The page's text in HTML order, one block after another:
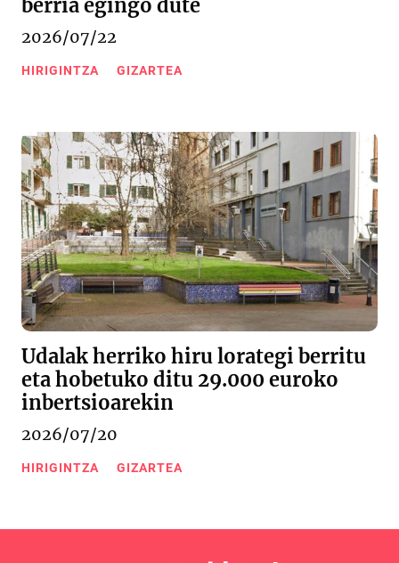
berria egingo dute
2026/07/22
HIRIGINTZA GIZARTEA
Udalak herriko hiru lorategi berritu
eta hobetuko ditu 29.000 euroko
inbertsioarekin
2026/07/20
HIRIGINTZA GIZARTEA